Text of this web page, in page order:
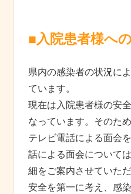
■入院患者様へ
県内の感染者の状況に
ています。
現在は入院患者様の安
なっています。そのた
テレビ電話による面会
話による面会について
細をご案内させていた
安全を第一に考え、感